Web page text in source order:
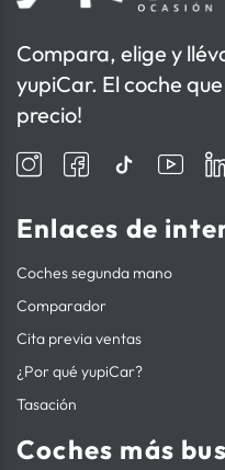
Compara, elige y
yupiCar. El coche
precio!
Enlaces de
Coches segunda mano
Comparador
Cita previa ventas
¿Por qué yupiCar?
Tasación
Coches más